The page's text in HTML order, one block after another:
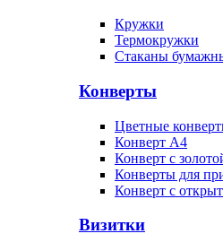
Кружки
Термокружки
Стаканы
Конверты
Цветные
Конверт А4
Конверт с
Конверты для
Конверт с
Визитки